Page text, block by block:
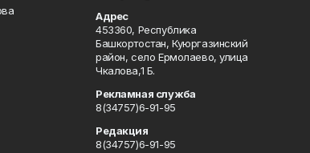
Адрес
453360, Республика
Башкортостан, Куюргазинский
район, село Ермолаево, улица
Чкалова,1 Б.
Рекламная служба
8(34757)6-91-95
Редакция
8(34757)6-91-95